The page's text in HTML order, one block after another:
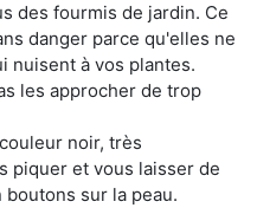
des fourmis de jardin. Ce
danger parce qu'elles ne
nuisent à vos plantes.
les approcher de trop
noir, très
piquer et vous laisser de
sur la peau.